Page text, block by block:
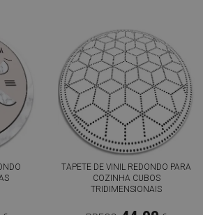
TAPETE DE VINIL REDONDO PARA
COZINHA CUBOS
TRIDIMENSIONAIS